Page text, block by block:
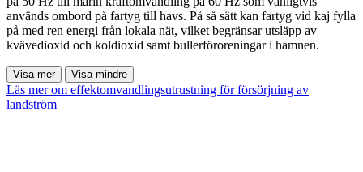
används ombord på fartyg till havs. På så sätt kan fartyg vid kaj fylla
på med ren energi från lokala nät, vilket begränsar utsläpp av
kvävedioxid och koldioxid samt bullerföroreningar i hamnen.
Visa mer Visa mindre
Läs mer om effektomvandlingsutrustning för försörjning av
landström